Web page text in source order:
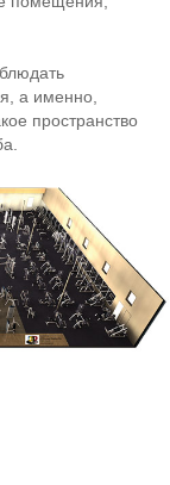
а именно,
пространство